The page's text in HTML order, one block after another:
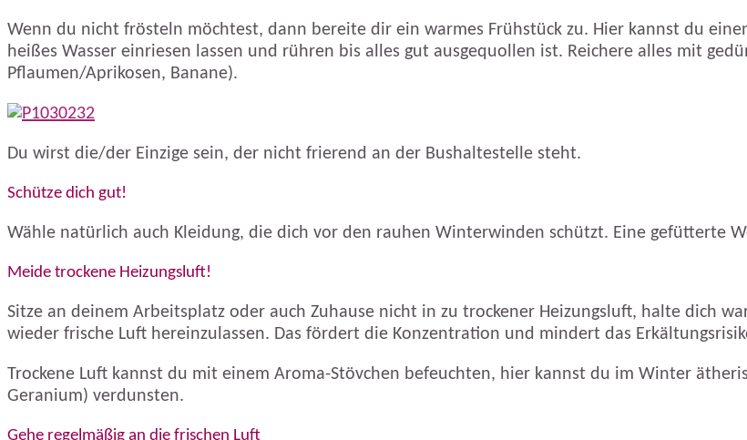
Wenn du nicht frösteln möchtest, dann bereite dir ein warmes Frühstück zu. Hier kannst du
heißes Wasser einriesen lassen und rühren bis alles gut ausgequollen ist. Reichere alles mit
Pflaumen/Aprikosen, Banane).
Du wirst die/der Einzige sein, der nicht frierend an der Bushaltestelle steht.
Schütze dich gut!
Wähle natürlich auch Kleidung, die dich vor den rauhen Winterwinden schützt. Eine gefütterte
Meide trockene Heizungsluft!
Sitze an deinem Arbeitsplatz oder auch Zuhause nicht in zu trockener Heizungsluft, halte dich
wieder frische Luft hereinzulassen. Das fördert die Konzentration und mindert das
Trockene Luft kannst du mit einem Aroma-Stövchen befeuchten, hier kannst du im Winter
Geranium) verdunsten.
Gehe regelmäßig an die frischen Luft